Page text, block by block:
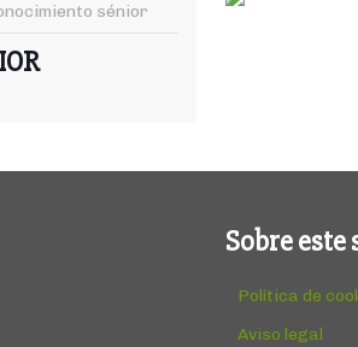
sénior
Sobre
Política de
Aviso legal